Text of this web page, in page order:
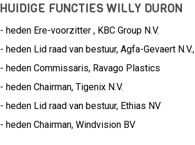
HUIDIGE FUNCTIES WILLY DURON
- heden Ere-voorzitter , KBC Group N.V.
- heden Lid raad van bestuur, Agfa-Gevaert N.V.,
- heden Commissaris, Ravago Plastics
- heden Chairman, Tigenix N.V.
- heden Lid raad van bestuur, Ethias NV
- heden Chairman, Windvision BV